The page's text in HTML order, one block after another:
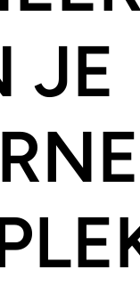
JE